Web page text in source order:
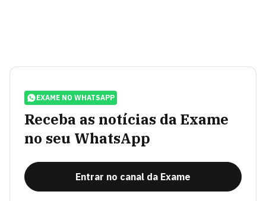
EXAME NO WHATSAPP
Receba as notícias da Exame
no seu WhatsApp
Entrar no canal da Exame